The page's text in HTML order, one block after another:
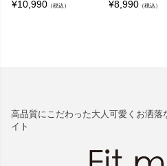
¥10,990 （税込） ¥8,990 （税込）
高品質にこだわった大人可愛くお洒
イト